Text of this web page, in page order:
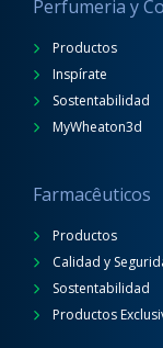
Perfumeria y
Productos
Inspírate
Sostentabilidad
MyWheaton3d
Farmacêuticos
Productos
Calidad y
Sostentabilidad
Productos